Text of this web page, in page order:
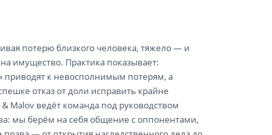
потерю близкого человека, тяжело — и
имущество. Практика показывает:
приводят к невосполнимым потерям, а
отказ от доли исправить крайне
Malov ведёт команда под руководством
мы берём на себя общение с оппонентами,